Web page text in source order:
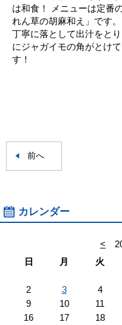
は和食！ メニューは定番
れん草の胡麻和え」です
丁寧に落として出汁をと
にジャガイモの角がとけ
す！
前へ
カレンダー
<
日
月 火
2
3 4
9
10 11
16
17 18